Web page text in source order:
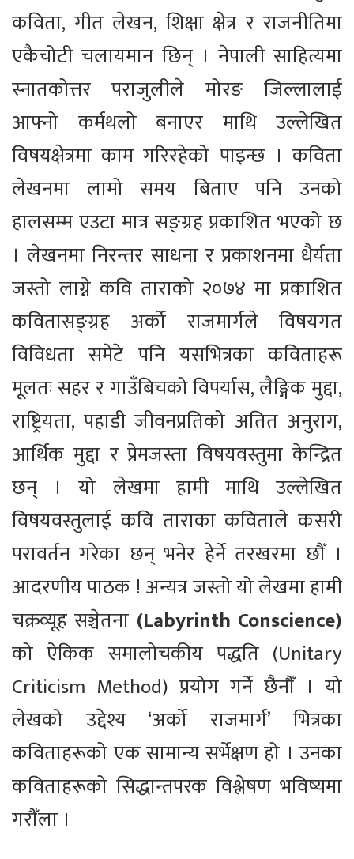
कविता, गीत लेखन, शिक्षा क्षेत्र र राजनीतिमा
एकैचोटी चलायमान छिन् । नेपाली साहित्यमा
स्नातकोत्तर पराजुलीले मोरङ जिल्लालाई
आफ्नो कर्मथलो बनाएर माथि उल्लेखित
विषयक्षेत्रमा काम गरिरहेको पाइन्छ । कविता
लेखनमा लामो समय बिताए पनि उनको
हालसम्म एउटा मात्र सङ्ग्रह प्रकाशित भएको छ
। लेखनमा निरन्तर साधना र प्रकाशनमा धैर्यता
जस्तो लाग्ने कवि ताराको २०७४ मा प्रकाशित
कवितासङ्ग्रह अर्को राजमार्गले विषयगत
विविधता समेटे पनि यसभित्रका कविताहरू
मूलतः सहर र गाउँबिचको विपर्यास, लैङ्गिक मुद्दा,
राष्ट्रियता, पहाडी जीवनप्रतिको अतित अनुराग,
आर्थिक मुद्दा र प्रेमजस्ता विषयवस्तुमा केन्द्रित
छन् । यो लेखमा हामी माथि उल्लेखित
विषयवस्तुलाई कवि ताराका कविताले कसरी
परावर्तन गरेका छन् भनेर हेर्ने तरखरमा छौँ ।
आदरणीय पाठक ! अन्यत्र जस्तो यो लेखमा हामी
चक्रव्यूह सञ्चेतना (Labyrinth Conscience)
को ऐकिक समालोचकीय पद्धति (Unitary
Criticism Method) प्रयोग गर्ने छैनौँ । यो
लेखको उद्देश्य ‘अर्को राजमार्ग’ भित्रका
कविताहरूको एक सामान्य सर्भेक्षण हो । उनका
कविताहरूको सिद्धान्तपरक विश्लेषण भविष्यमा
गरौँला ।